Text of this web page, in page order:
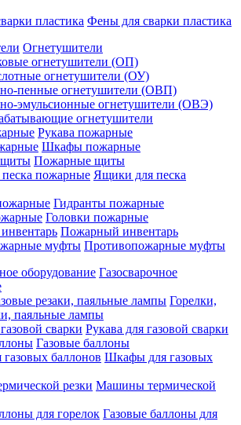
Фены для сварки пластика
Огнетушители
огнетушители (ОП)
огнетушители (ОУ)
пенные огнетушители (ОВП)
эмульсионные огнетушители (ОВЭ)
огнетушители
Рукава пожарные
Шкафы пожарные
Пожарные щиты
Ящики для песка
Гидранты пожарные
Головки пожарные
Пожарный инвентарь
Противопожарные муфты
Газосварочное
Горелки,
паяльные лампы
Рукава для газовой сварки
Газовые баллоны
Шкафы для газовых
Машины термической
Газовые баллоны для